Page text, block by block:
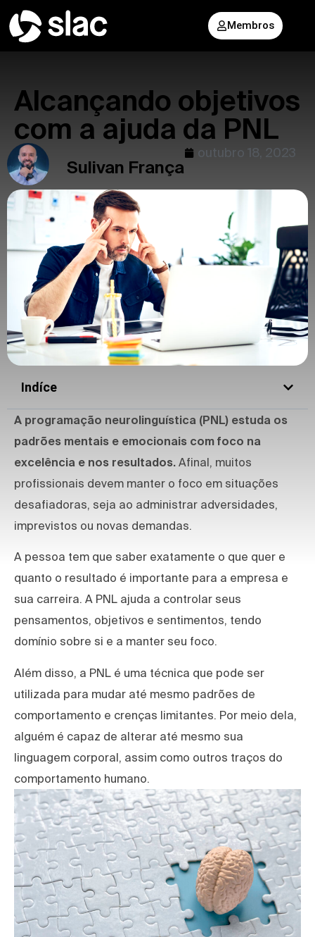
Membros
Alcançando objetivos
com a ajuda da PNL
Sulivan França
outubro 18, 2023
Indíce
A programação neurolinguística (PNL) estuda os
padrões mentais e emocionais com foco na
excelência e nos resultados. Afinal, muitos
profissionais devem manter o foco em situações
desafiadoras, seja ao administrar adversidades,
imprevistos ou novas demandas.
A pessoa tem que saber exatamente o que quer e
quanto o resultado é importante para a empresa e
sua carreira. A PNL ajuda a controlar seus
pensamentos, objetivos e sentimentos, tendo
domínio sobre si e a manter seu foco.
Além disso, a PNL é uma técnica que pode ser
utilizada para mudar até mesmo padrões de
comportamento e crenças limitantes. Por meio dela,
alguém é capaz de alterar até mesmo sua
linguagem corporal, assim como outros traços do
comportamento humano.